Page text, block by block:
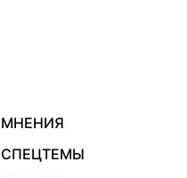
МНЕНИЯ
СПЕЦТЕМЫ